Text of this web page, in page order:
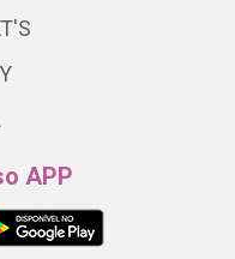
APP